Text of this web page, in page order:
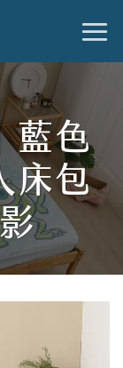
藍色
床包